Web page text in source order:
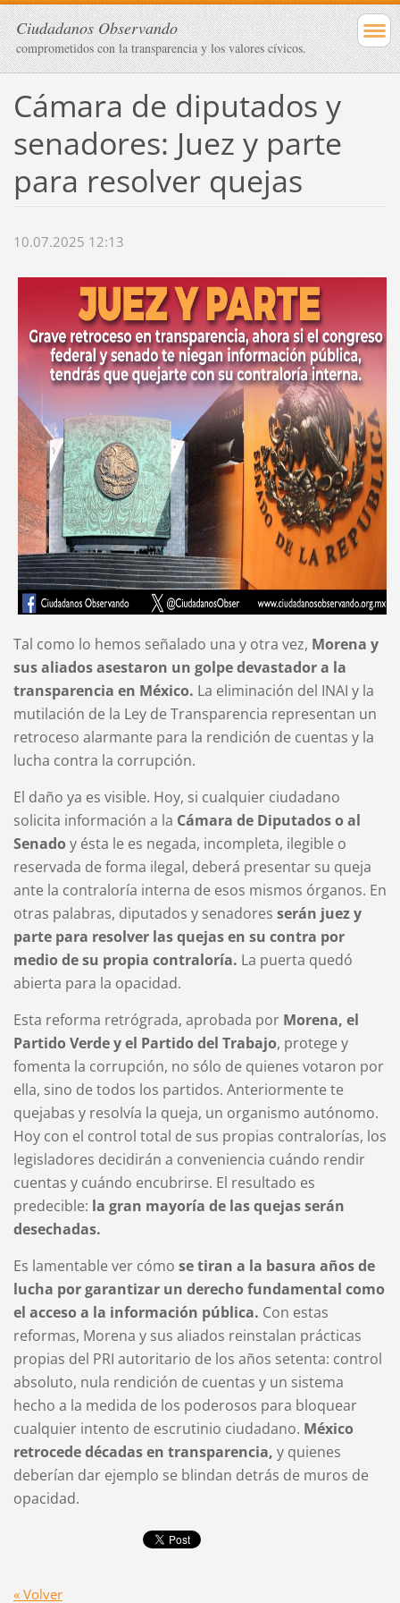
Ciudadanos Observando
comprometidos con la transparencia y los valores cívicos.
Cámara de diputados y
senadores: Juez y parte
para resolver quejas
10.07.2025 12:13
Tal como lo hemos señalado una y otra vez, Morena y
sus aliados asestaron un golpe devastador a la
transparencia en México. La eliminación del INAI y la
mutilación de la Ley de Transparencia representan un
retroceso alarmante para la rendición de cuentas y la
lucha contra la corrupción.
El daño ya es visible. Hoy, si cualquier ciudadano
solicita información a la Cámara de Diputados o al
Senadoy ésta le es negada, incompleta, ilegible o
reservada de forma ilegal, deberá presentar su queja
ante la contraloría interna de esos mismos órganos. En
otras palabras, diputados y senadores serán juez y
parte para resolver las quejas en su contra por
medio de su propia contraloría. La puerta quedó
abierta para la opacidad.
Esta reforma retrógrada, aprobada por Morena, el
Partido Verde y el Partido del Trabajo, protege y
fomenta la corrupción, no sólo de quienes votaron por
ella, sino de todos los partidos. Anteriormente te
quejabas y resolvía la queja, un organismo autónomo.
Hoy con el control total de sus propias contralorías, los
legisladores decidirán a conveniencia cuándo rendir
cuentas y cuándo encubrirse. El resultado es
predecible: la gran mayoría de las quejas serán
desechadas.
Es lamentable ver cómo se tiran a la basura años de
lucha por garantizar un derecho fundamental como
el acceso a la información pública. Con estas
reformas, Morena y sus aliados reinstalan prácticas
propias del PRI autoritario de los años setenta: control
absoluto, nula rendición de cuentas y un sistema
hecho a la medida de los poderosos para bloquear
cualquier intento de escrutinio ciudadano. México
retrocede décadas en transparencia, y quienes
deberían dar ejemplo se blindan detrás de muros de
opacidad.
« Volver